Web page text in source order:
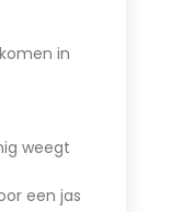
in
weegt
een jas